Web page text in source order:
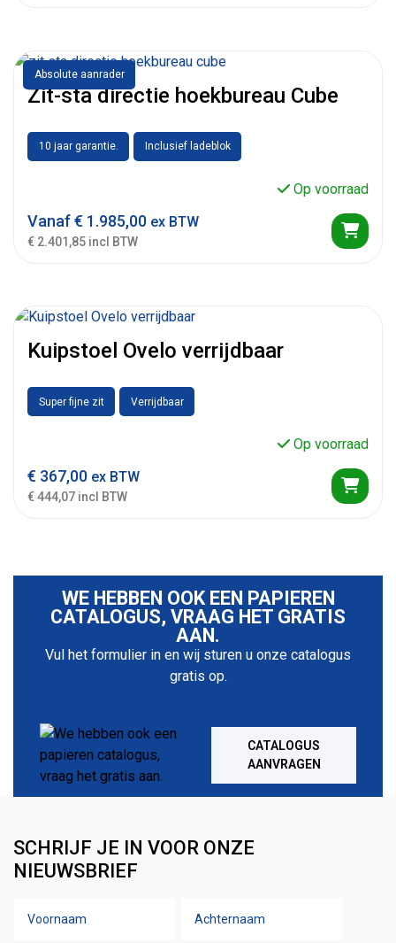
Absolute aanrader
Zit-sta directie hoekbureau Cube
10 jaar garantie. Inclusief ladeblok
Op voorraad
Vanaf€ 1.985,00 ex BTW
€ 2.401,85 incl BTW
Kuipstoel Ovelo verrijdbaar
Super fijne zit Verrijdbaar
Op voorraad
€ 367,00 ex BTW
€ 444,07 incl BTW
WE HEBBEN OOK EEN PAPIEREN
CATALOGUS, VRAAG HET GRATIS
AAN.
Vul het formulier in en wij sturen u onze catalogus
gratis op.
CATALOGUS
AANVRAGEN
SCHRIJF JE IN VOOR ONZE
NIEUWSBRIEF
Naam